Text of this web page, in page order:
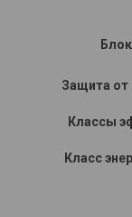
Защита от
Классы
Класс